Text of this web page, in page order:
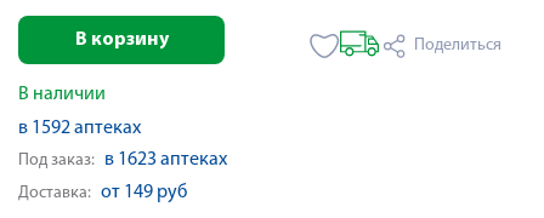
В корзину Поделиться
В наличии
в 1592 аптеках
Под заказ: в 1623 аптеках
Доставка: от 149 руб